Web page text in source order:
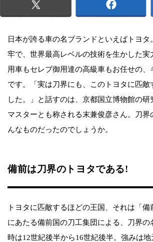
日本が誇る車の名ブランドといえばトヨタ
牢で、世界最高レベルの技術を生かした実
用車もセレブ御用達の高級車もお任せの、
です。「実は刀界にも、このトヨタに匹敵
した。」と話すのは、京都国立博物館の研
マスターとも称される末兼俊彦さん。刀界
んなものだったのでしょうか。
備前は刀界のトヨタである!
トヨタに匹敵するほどの王国、それは「備
にあたる備前国の刀工集団による、刀界の
時は12世紀後半から16世紀後半。強みは地